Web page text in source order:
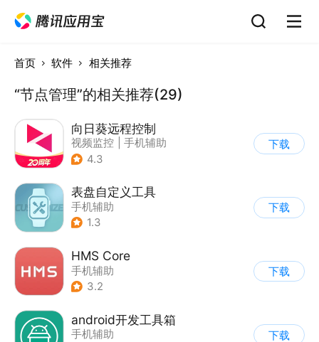
首页 软件 相关推荐
“节点管理”的相关推荐(29)
向日葵远程控制
视频监控
手机辅助
4.3
下载
表盘自定义工具
手机辅助
1.3
下载
HMS Core
手机辅助
3.2
下载
android开发工具箱
手机辅助
下载